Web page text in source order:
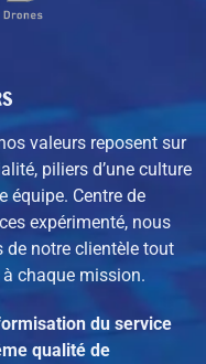
valeurs reposent sur
piliers d’une culture
équipe. Centre de
expérimenté, nous
de notre clientèle tout
chaque mission.
du service
qualité de